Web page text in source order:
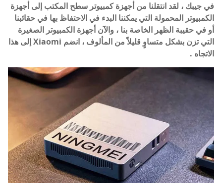
في جيبك ، لقد انتقلنا من أجهزة كمبيوتر سطح المكتب إلى أجهزة
الكمبيوتر المحمولة التي يمكننا البدء في الاحتفاظ بها في حقائبنا
أو في حقيبة الظهر الخاصة بنا ، والآن أجهزة الكمبيوتر الصغيرة
التي تزن بشكل متساوٍ قليلاً من المألوف ، انضم Xiaomi إلى هذا
الاتجاه .